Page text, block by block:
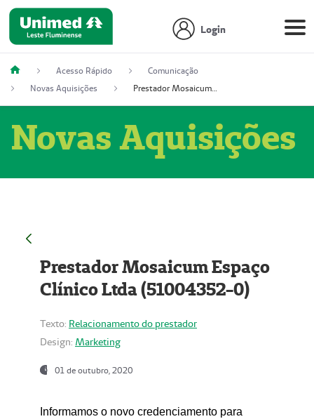
Login
Acesso Rápido
Comunicação
Novas Aquisições
Prestador Mosaicum Espaço Clínico Ltda (51004352-0)
Novas Aquisições
Prestador Mosaicum Espaço
Clínico Ltda (51004352-0)
Texto: Relacionamento do prestador
Design: Marketing
01 de outubro, 2020
Informamos o novo credenciamento para